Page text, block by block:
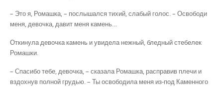
– Это я, Ромашка, – послышался тихий, слабый голос. – Освободи
меня, девочка, давит меня камень…
Откинула девочка камень и увидела нежный, бледный стебелек
Ромашки.
– Спасибо тебе, девочка, – сказала Ромашка, расправив плечи и
вздохнув полной грудью. – Ты освободила меня из-под Каменного